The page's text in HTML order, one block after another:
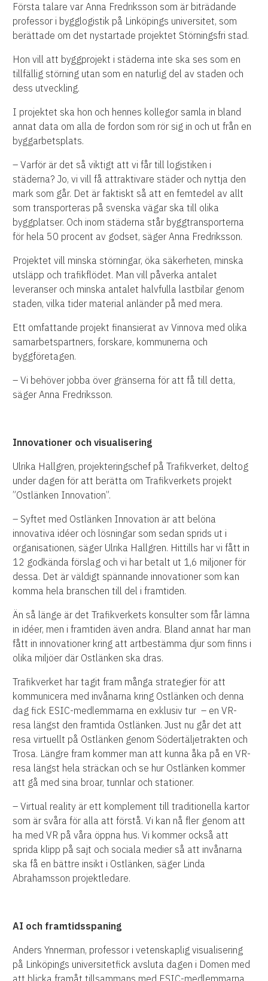
Första talare var Anna Fredriksson som är biträdande
professor i bygglogistik på Linköpings universitet, som
berättade om det nystartade projektet Störningsfri stad.
Hon vill att byggprojekt i städerna inte ska ses som en
tillfällig störning utan som en naturlig del av staden och
dess utveckling.
I projektet ska hon och hennes kollegor samla in bland
annat data om alla de fordon som rör sig in och ut från en
byggarbetsplats.
– Varför är det så viktigt att vi får till logistiken i
städerna? Jo, vi vill få attraktivare städer och nyttja den
mark som går. Det är faktiskt så att en femtedel av allt
som transporteras på svenska vägar ska till olika
byggplatser. Och inom städerna står byggtransporterna
för hela 50 procent av godset, säger Anna Fredriksson.
Projektet vill minska störningar, öka säkerheten, minska
utsläpp och trafikflödet. Man vill påverka antalet
leveranser och minska antalet halvfulla lastbilar genom
staden, vilka tider material anländer på med mera.
Ett omfattande projekt finansierat av Vinnova med olika
samarbetspartners, forskare, kommunerna och
byggföretagen.
– Vi behöver jobba över gränserna för att få till detta,
säger Anna Fredriksson.
Innovationer och visualisering
Ulrika Hallgren, projekteringschef på Trafikverket, deltog
under dagen för att berätta om Trafikverkets projekt
”Ostlänken Innovation”.
– Syftet med Ostlänken Innovation är att belöna
innovativa idéer och lösningar som sedan sprids ut i
organisationen, säger Ulrika Hallgren. Hittills har vi fått in
12 godkända förslag och vi har betalt ut 1,6 miljoner för
dessa. Det är väldigt spännande innovationer som kan
komma hela branschen till del i framtiden.
Än så länge är det Trafikverkets konsulter som får lämna
in idéer, men i framtiden även andra. Bland annat har man
fått in innovationer kring att artbestämma djur som finns i
olika miljöer där Ostlänken ska dras.
Trafikverket har tagit fram många strategier för att
kommunicera med invånarna kring Ostlänken och denna
dag fick ESIC-medlemmarna en exklusiv tur – en VR-
resa längst den framtida Ostlänken. Just nu går det att
resa virtuellt på Ostlänken genom Södertäljetrakten och
Trosa. Längre fram kommer man att kunna åka på en VR-
resa längst hela sträckan och se hur Ostlänken kommer
att gå med sina broar, tunnlar och stationer.
– Virtual reality är ett komplement till traditionella kartor
som är svåra för alla att förstå. Vi kan nå fler genom att
ha med VR på våra öppna hus. Vi kommer också att
sprida klipp på sajt och sociala medier så att invånarna
ska få en bättre insikt i Ostlänken, säger Linda
Abrahamsson projektledare.
AI och framtidsspaning
Anders Ynnerman, professor i vetenskaplig visualisering
på Linköpings universitetfick avsluta dagen i Domen med
att blicka framåt tillsammans med ESIC-medlemmarna.